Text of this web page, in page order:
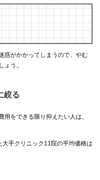
惑がかかってしまうので、やむ
ょう。
絞る
をできる限り抑えたい人は、
手クリニック11院の平均価格は